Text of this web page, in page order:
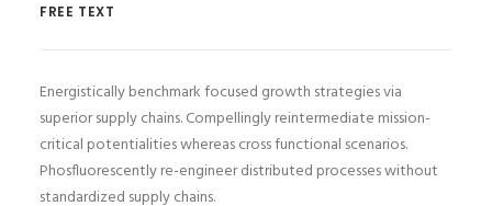
FREE TEXT
Energistically benchmark focused growth strategies via
superior supply chains. Compellingly reintermediate mission-
critical potentialities whereas cross functional scenarios.
Phosfluorescently re-engineer distributed processes without
standardized supply chains.